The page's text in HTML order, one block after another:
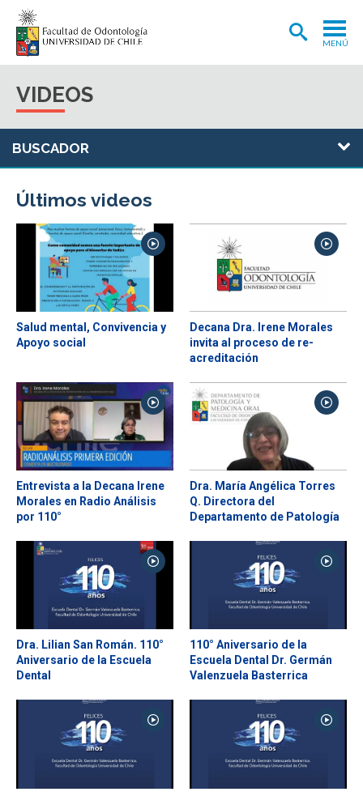
MENÚ
INTERNACIONAL
CLÍNICA ODONTOLÓGICA
FACULTAD
FUNCIONARIOS EGRESADOS
VIDEOS
Últimos videos
Salud mental, Convivencia y
Apoyo social
Decana Dra. Irene Morales
invita al proceso de re-
acreditación
Entrevista a la Decana Irene
Morales en Radio Análisis
por 110°
Dra. María Angélica Torres
Q. Directora del
Departamento de Patología
Dra. Lilian San Román. 110°
Aniversario de la Escuela
Dental
110° Aniversario de la
Escuela Dental Dr. Germán
Valenzuela Basterrica